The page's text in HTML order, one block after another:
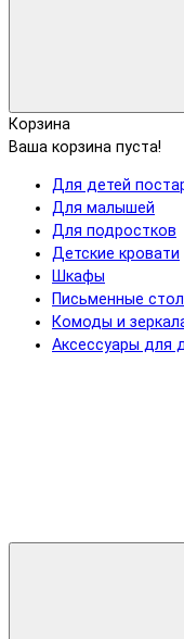
Корзина
Ваша корзина пуста!
Для детей
Для малышей
Для подростков
Детские кровати
Шкафы
Письменные
Комоды и
Аксессуары для